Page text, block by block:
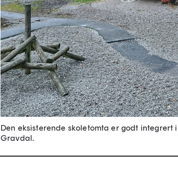
Den eksisterende skoletomta er godt integrert
Gravdal.